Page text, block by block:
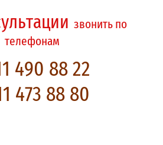
звонить по
телефонам
490 88 22
473 88 80